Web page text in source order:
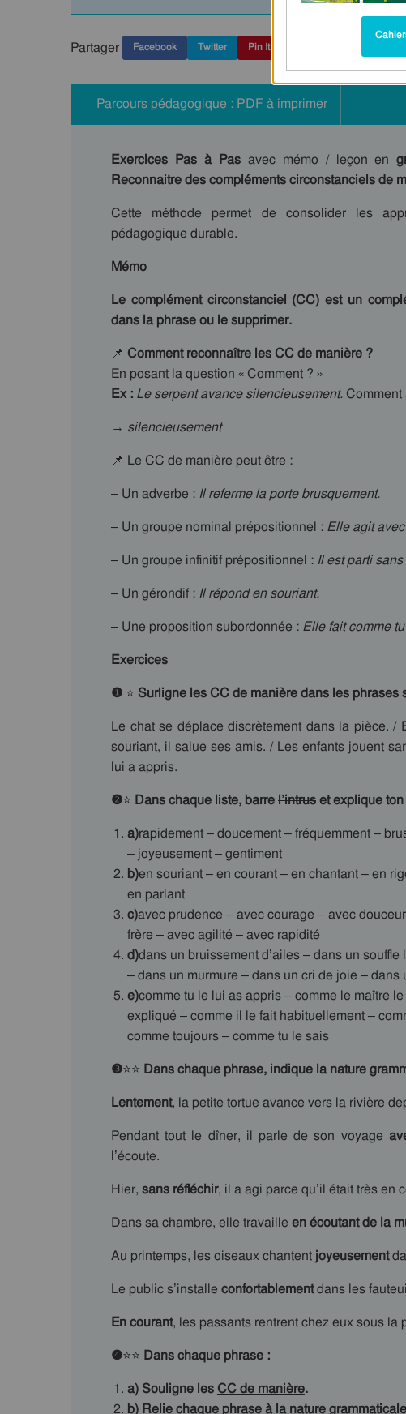
Partager Facebook Twitter Pin It
Parcours pédagogique : PDF à imprimer
Exercices Pas à Pasavec mémo / leçon en
Reconnaitre des compléments circonstanciels de
Cette méthode permet de consolider les
pédagogique durable.
Mémo
Le complément circonstanciel (CC) est un
dans la phrase ou le supprimer.
📌 Comment reconnaître les CC de manière ?
En posant la question « Comment ? »
Ex : Le serpent avance silencieusement.
→ silencieusement
📌 Le CC de manière peut être :
– Un adverbe : Il referme la porte brusquement.
– Un groupe nominal prépositionnel : Elle agit
– Un groupe infinitif prépositionnel : Il est parti
– Un gérondif : Il répond en souriant.
– Une proposition subordonnée : Elle fait comme
Exercices
❶ ⭐ Surligne les CC de manière dans les phrases
Le chat se déplace discrètement dans la pièce. /
souriant, il salue ses amis. / Les enfants jouent
lui a appris.
❷⭐ Dans chaque liste, barrel’intruset explique
a)rapidement – doucement – fréquemment –
– joyeusement – gentiment
b)en souriant – en courant – en chantant – en
en parlant
c)avec prudence – avec courage – avec
frère – avec agilité – avec rapidité
d)dans un bruissement d’ailes – dans un
– dans un murmure – dans un cri de joie – dans
e)comme tu le lui as appris – comme le maître
expliqué – comme il le fait habituellement –
comme toujours – comme tu le sais
❸⭐⭐ Dans chaque phrase, indique la nature
Lentement, la petite tortue avance vers la rivière
Pendant tout le dîner, il parle de son voyage
l’écoute.
Hier, sans réfléchir, il a agi parce qu’il était très en
Dans sa chambre, elle travaille en écoutant de la
Au printemps, les oiseaux chantent joyeusement
Le public s’installe confortablementdans les
En courant, les passants rentrent chez eux sous la
❹⭐⭐ Dans chaque phrase :
a) Souligne les CC de manière.
b) Relie chaque phrase à la nature